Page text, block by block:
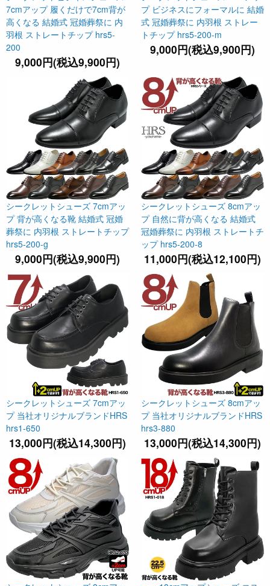
7cmアップ 履くだけで7cm背が
高くなる 結婚式 冠婚葬祭に 内
羽根 ストレートチップ hrs5-
200
9,000円(税込9,900円)
プ ビジネスにフォーマルに 結婚
式 冠婚葬祭に 内羽根 ストレー
トチップ hrs5-200-m
9,000円(税込9,900円)
シークレットシューズ 7cmアッ
プ 背が高くなる靴 結婚式 冠婚
葬祭に 内羽根 ストレートチップ
hrs5-200-g
9,000円(税込9,900円)
シークレットシューズ 8cmアッ
プ 自然に背が高くなる 結婚式
冠婚葬祭に 内羽根 ストレートチ
ップ hrs5-200-8
11,000円(税込12,100円)
シークレットシューズ 7cmアッ
プ 当社オリジナルブランドHRS
hrs1-650
13,000円(税込14,300円)
シークレットシューズ 8cmアッ
プ 当社オリジナルブランドHRS
hrs3-880
13,000円(税込14,300円)